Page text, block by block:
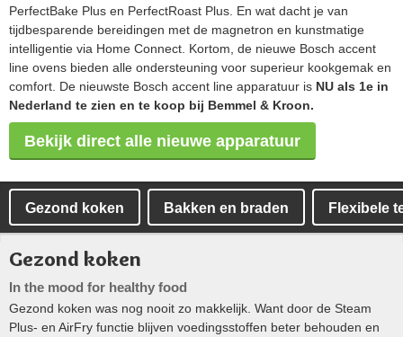
PerfectBake Plus en PerfectRoast Plus. En wat dacht je van
tijdbesparende bereidingen met de magnetron en kunstmatige
intelligentie via Home Connect. Kortom, de nieuwe Bosch accent
line ovens bieden alle ondersteuning voor superieur kookgemak en
comfort. De nieuwste Bosch accent line apparatuur is NU als 1e in
Nederland te zien en te koop bij Bemmel & Kroon.
Bekijk direct alle nieuwe apparatuur
Gezond koken Bakken en braden Flexibele
Gezond koken
In the mood for healthy food
Gezond koken was nog nooit zo makkelijk. Want door de Steam
Plus- en AirFry functie blijven voedingsstoffen beter behouden en